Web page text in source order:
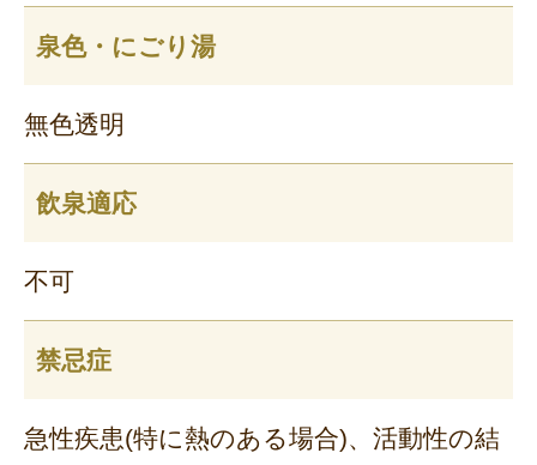
泉色・にごり湯
無色透明
飲泉適応
不可
禁忌症
急性疾患(特に熱のある場合)、活動性の結